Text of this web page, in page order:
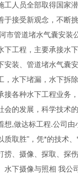
工人员全部取得国家
于接受新观念，不断
市管道堵水气囊安装
下工程，主要承接水
安装、管道堵水气囊
，水下堵漏，水下拆
接各种水下工程业务
会的发展，科学技术
想,做达标工程.公司
质取胜"，凭*的技术
捞、摄像、探取、探
水下摄像与照相 我公